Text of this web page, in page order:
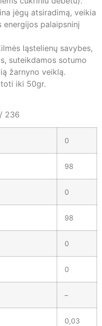
jėgų atsiradimą, veikia
energijos palaipsninį
ląstelienų savybes,
suteikdamos sotumo
žarnyno veiklą.
iki 50gr.
236
0
98
0
98
0
0
–
0,03